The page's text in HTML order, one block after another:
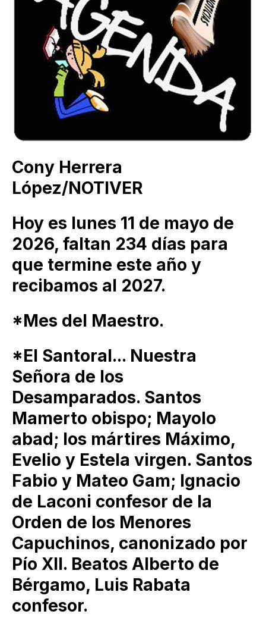
Cony Herrera
López/NOTIVER
Hoy es lunes 11 de mayo de
2026, faltan 234 días para
que termine este año y
recibamos al 2027.
*Mes del Maestro.
*El Santoral... Nuestra
Señora de los
Desamparados. Santos
Mamerto obispo; Mayolo
abad; los mártires Máximo,
Evelio y Estela virgen. Santos
Fabio y Mateo Gam; Ignacio
de Laconi confesor de la
Orden de los Menores
Capuchinos, canonizado por
Pío XII. Beatos Alberto de
Bérgamo, Luis Rabata
confesor.